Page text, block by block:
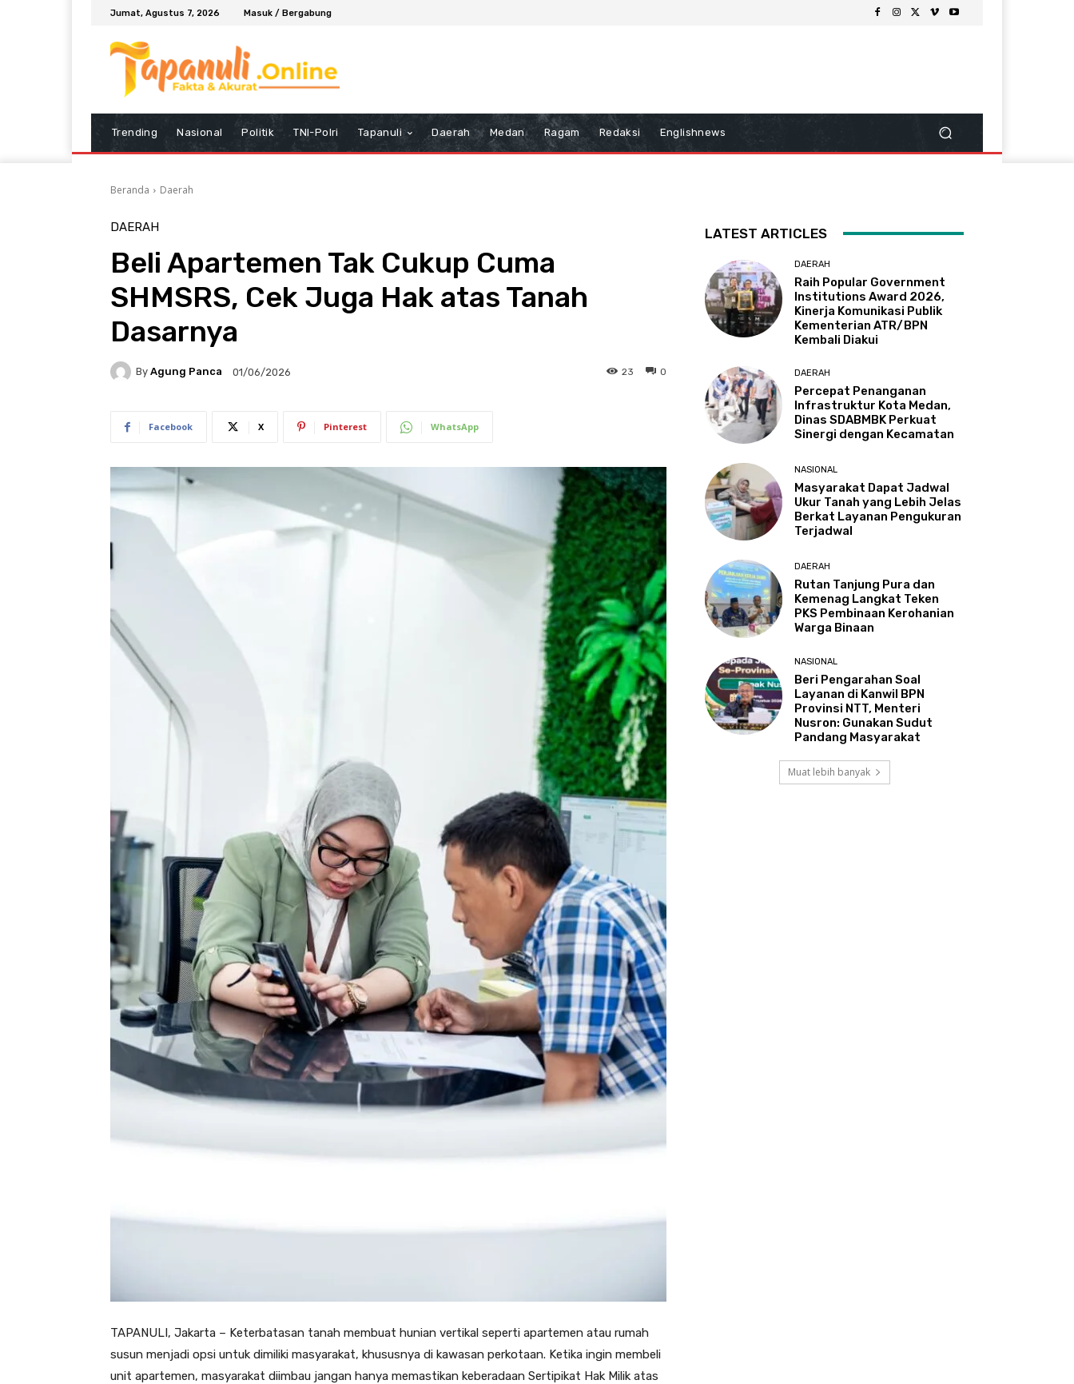
Jumat, Agustus 7, 2026 Masuk / Bergabung
Trending Nasional Politik TNI-Polri Tapanuli Daerah Medan Ragam Redaksi Englishnews
Beranda Daerah
DAERAH
Beli Apartemen Tak Cukup Cuma
SHMSRS, Cek Juga Hak atas Tanah
Dasarnya
By Agung Panca 01/06/2026 0
23
Facebook X Pinterest WhatsApp
TAPANULI, Jakarta – Keterbatasan tanah membuat hunian vertikal seperti apartemen atau rumah
susun menjadi opsi untuk dimiliki masyarakat, khususnya di kawasan perkotaan. Ketika ingin membeli
unit apartemen, masyarakat diimbau jangan hanya memastikan keberadaan Sertipikat Hak Milik atas
LATEST ARTICLES
DAERAH
Raih Popular Government
Institutions Award 2026,
Kinerja Komunikasi Publik
Kementerian ATR/BPN
Kembali Diakui
DAERAH
Percepat Penanganan
Infrastruktur Kota Medan,
Dinas SDABMBK Perkuat
Sinergi dengan Kecamatan
NASIONAL
Masyarakat Dapat Jadwal
Ukur Tanah yang Lebih Jelas
Berkat Layanan Pengukuran
Terjadwal
DAERAH
Rutan Tanjung Pura dan
Kemenag Langkat Teken
PKS Pembinaan Kerohanian
Warga Binaan
NASIONAL
Beri Pengarahan Soal
Layanan di Kanwil BPN
Provinsi NTT, Menteri
Nusron: Gunakan Sudut
Pandang Masyarakat
Muat lebih banyak